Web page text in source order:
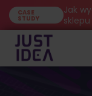
CASE
STUDY
Jak